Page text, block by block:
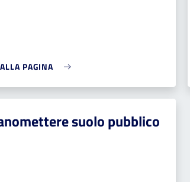
PAGINA
suolo pubblico